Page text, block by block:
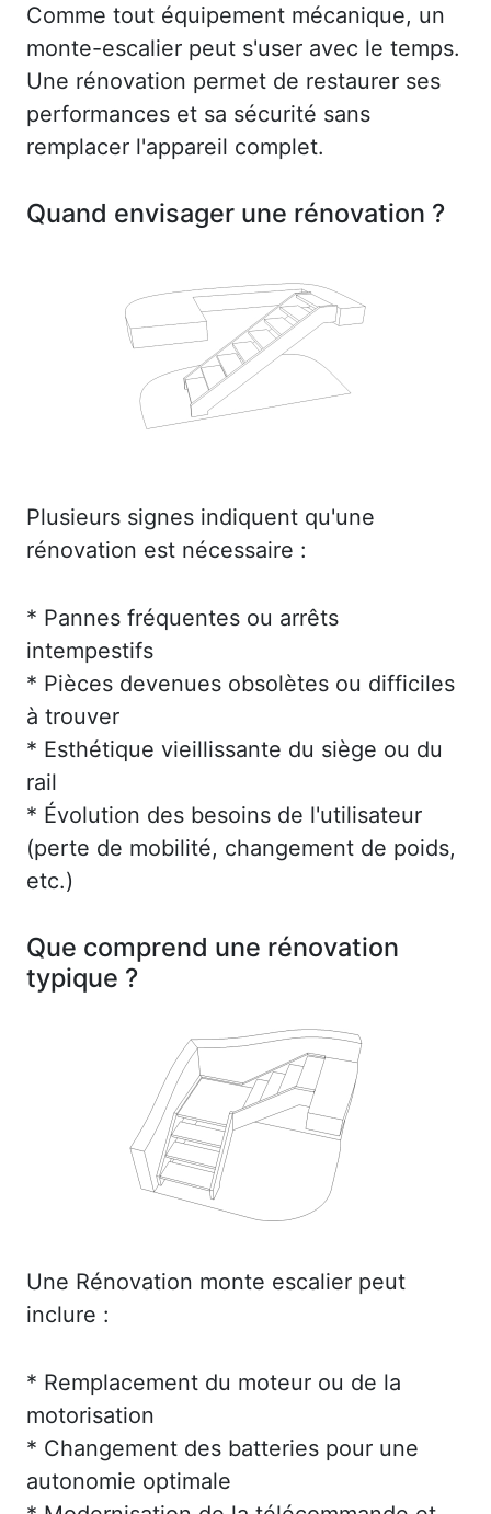
Comme tout équipement mécanique, un
monte-escalier peut s'user avec le temps.
Une rénovation permet de restaurer ses
performances et sa sécurité sans
remplacer l'appareil complet.
Quand envisager une rénovation ?
Plusieurs signes indiquent qu'une
rénovation est nécessaire :
* Pannes fréquentes ou arrêts
intempestifs
* Pièces devenues obsolètes ou difficiles
à trouver
* Esthétique vieillissante du siège ou du
rail
* Évolution des besoins de l'utilisateur
(perte de mobilité, changement de poids,
etc.)
Que comprend une rénovation
typique ?
Une Rénovation monte escalier peut
inclure :
* Remplacement du moteur ou de la
motorisation
* Changement des batteries pour une
autonomie optimale